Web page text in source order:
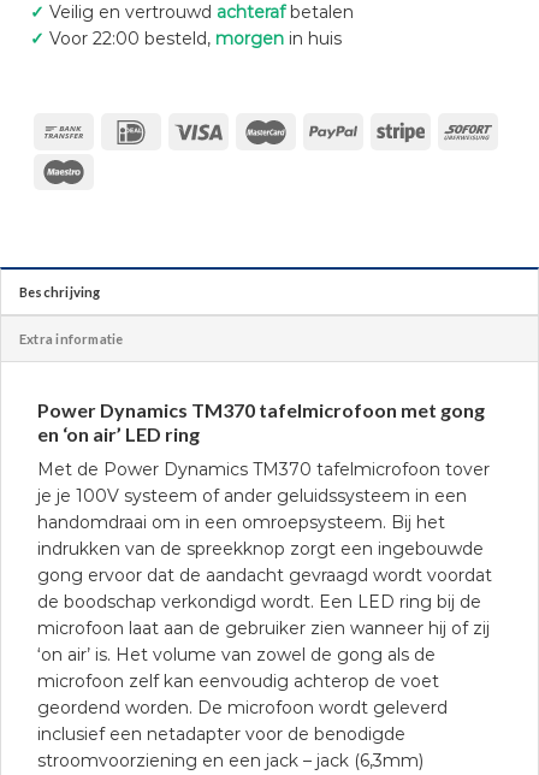
✓ Veilig en vertrouwd achterafbetalen
✓ Voor 22:00 besteld, morgenin huis
Beschrijving
Extra informatie
Power Dynamics TM370 tafelmicrofoon met gong
en ‘on air’ LED ring
Met de Power Dynamics TM370 tafelmicrofoon tover
je je 100V systeem of ander geluidssysteem in een
handomdraai om in een omroepsysteem. Bij het
indrukken van de spreekknop zorgt een ingebouwde
gong ervoor dat de aandacht gevraagd wordt voordat
de boodschap verkondigd wordt. Een LED ring bij de
microfoon laat aan de gebruiker zien wanneer hij of zij
‘on air’ is. Het volume van zowel de gong als de
microfoon zelf kan eenvoudig achterop de voet
geordend worden. De microfoon wordt geleverd
inclusief een netadapter voor de benodigde
stroomvoorziening en een jack – jack (6,3mm)